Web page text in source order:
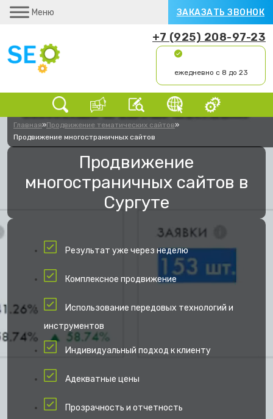
Меню ЗАКАЗАТЬ ЗВОНОК
+7 (925) 208-97-23
ежедневно с 8 до 23
Главная»Продвижение тематических сайтов»
Продвижение многостраничных сайтов
Продвижение
многостраничных сайтов в
Сургуте
Результат уже через неделю
Комплексное продвижение
Использование передовых технологий и
инструментов
Индивидуальный подход к клиенту
Адекватные цены
Прозрачность и отчетность